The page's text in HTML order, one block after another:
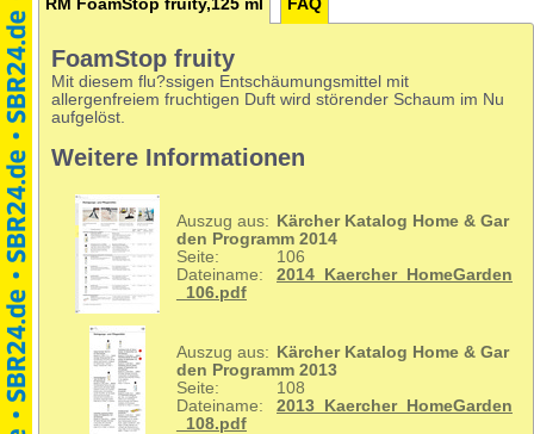
RM FoamStop fruity,125 ml FAQ
FoamStop fruity
Mit diesem flu?ssigen Entschäumungsmittel mit
allergenfreiem fruchtigen Duft wird störender Schaum im Nu
aufgelöst.
Weitere Informationen
Auszug aus:
Kärcher Katalog Home & Gar
den Programm 2014
Seite:
106
Dateiname:
2014_Kaercher_HomeGarden
_106.pdf
Auszug aus:
Kärcher Katalog Home & Gar
den Programm 2013
Seite:
108
Dateiname:
2013_Kaercher_HomeGarden
_108.pdf